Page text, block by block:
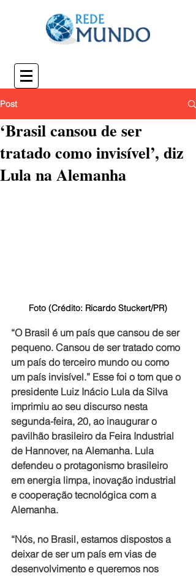
Post
‘Brasil cansou de ser
tratado como invisível’, diz
Lula na Alemanha
Foto (Crédito: Ricardo Stuckert/PR)
“O Brasil é um país que cansou de ser
pequeno. Cansou de ser tratado como
um país do terceiro mundo ou como
um país invisível.” Esse foi o tom que o
presidente Luiz Inácio Lula da Silva
imprimiu ao seu discurso nesta
segunda-feira, 20, ao inaugurar o
pavilhão brasileiro da Feira Industrial
de Hannover, na Alemanha. Lula
defendeu o protagonismo brasileiro
em energia limpa, inovação industrial
e cooperação tecnológica com a
Alemanha.
“Nós, no Brasil, estamos dispostos a
deixar de ser um país em vias de
desenvolvimento e queremos nos